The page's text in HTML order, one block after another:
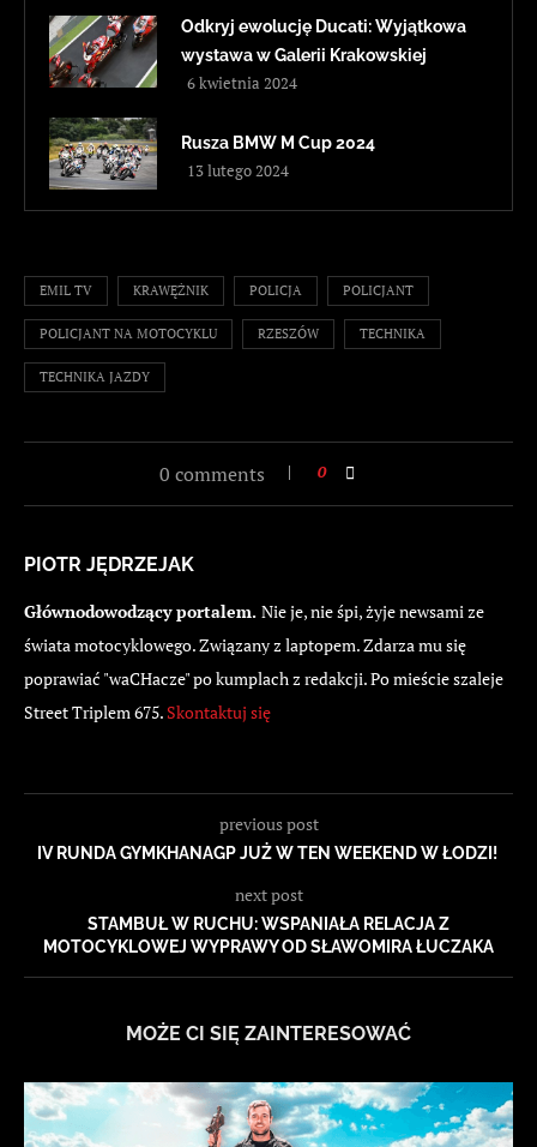
Odkryj ewolucję Ducati: Wyjątkowa
wystawa w Galerii Krakowskiej
6 kwietnia 2024
Rusza BMW M Cup 2024
13 lutego 2024
EMIL TV KRAWĘŻNIK POLICJA POLICJANT
POLICJANT NA MOTOCYKLU RZESZÓW TECHNIKA
TECHNIKA JAZDY
0 comments 0
PIOTR JĘDRZEJAK
Głównodowodzący portalem. Nie je, nie śpi, żyje newsami ze
świata motocyklowego. Związany z laptopem. Zdarza mu się
poprawiać "waCHacze" po kumplach z redakcji. Po mieście szaleje
Street Triplem 675. Skontaktuj się
previous post
IV RUNDA GYMKHANAGP JUŻ W TEN WEEKEND W ŁODZI!
next post
STAMBUŁ W RUCHU: WSPANIAŁA RELACJA Z
MOTOCYKLOWEJ WYPRAWY OD SŁAWOMIRA ŁUCZAKA
MOŻE CI SIĘ ZAINTERESOWAĆ